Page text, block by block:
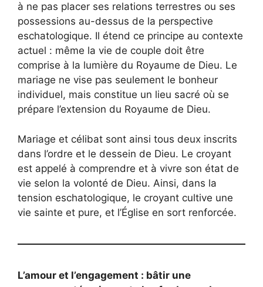
à ne pas placer ses relations terrestres ou ses
possessions au-dessus de la perspective
eschatologique. Il étend ce principe au contexte
actuel : même la vie de couple doit être
comprise à la lumière du Royaume de Dieu. Le
mariage ne vise pas seulement le bonheur
individuel, mais constitue un lieu sacré où se
prépare l’extension du Royaume de Dieu.
Mariage et célibat sont ainsi tous deux inscrits
dans l’ordre et le dessein de Dieu. Le croyant
est appelé à comprendre et à vivre son état de
vie selon la volonté de Dieu. Ainsi, dans la
tension eschatologique, le croyant cultive une
vie sainte et pure, et l’Église en sort renforcée.
L’amour et l’engagement : bâtir une